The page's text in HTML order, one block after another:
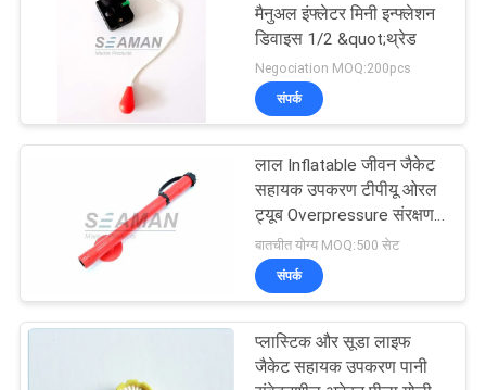
PRIVACY
POLICY
मैनुअल इंफ्लेटर मिनी इन्फ्लेशन
डिवाइस 1/2 &quot;थ्रेड
Negociation MOQ:200pcs
संपर्क
लाल Inflatable जीवन जैकेट
सहायक उपकरण टीपीयू ओरल
ट्यूब Overpressure संरक्षण
राहत वाल्व
बातचीत योग्य MOQ:500 सेट
संपर्क
प्लास्टिक और सूडा लाइफ
जैकेट सहायक उपकरण पानी